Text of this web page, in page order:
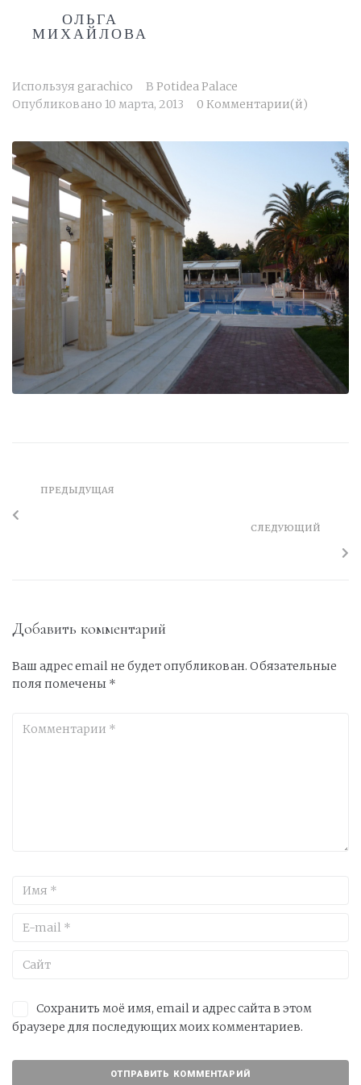
ОЛЬГА
МИХАЙЛОВА
Используя garachico В Potidea Palace
Опубликовано 10 марта, 2013 0 Комментарии(й)
ПРЕДЫДУЩАЯ
СЛЕДУЮЩИЙ
Добавить комментарий
Ваш адрес email не будет опубликован. Обязательные
поля помечены *
Сохранить моё имя, email и адрес сайта в этом
браузере для последующих моих комментариев.